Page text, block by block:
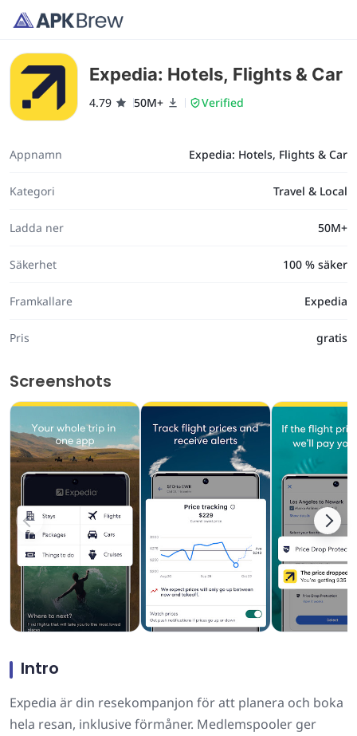
Expedia: Hotels, Flights & Car
4.79 50M+ Verified
Appnamn Expedia: Hotels, Flights & Car
Kategori Travel & Local
Ladda ner 50M+
Säkerhet 100 % säker
Framkallare Expedia
Pris gratis
Screenshots
Intro
Expedia är din resekompanjon för att planera och boka
hela resan, inklusive förmåner. Medlemspooler ger